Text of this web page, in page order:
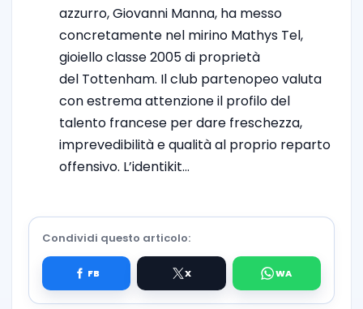
azzurro, Giovanni Manna, ha messo
concretamente nel mirino Mathys Tel,
gioiello classe 2005 di proprietà
del Tottenham. Il club partenopeo valuta
con estrema attenzione il profilo del
talento francese per dare freschezza,
imprevedibilità e qualità al proprio reparto
offensivo. L’identikit…
Condividi questo articolo: